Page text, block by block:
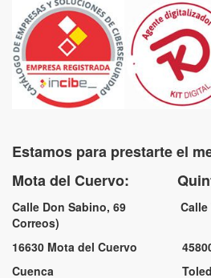
Estamos para prestarte el
Mota del Cuervo:
Calle Don Sabino, 69 Calle
Correos)
16630 Mota del Cuervo 45800
Cuenca